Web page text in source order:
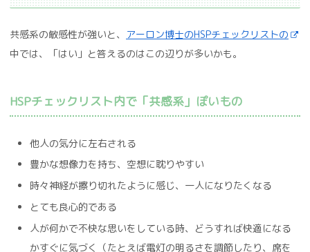
共感系の敏感性が強いと、
アーロン博士のHSPチェックリストの
中では、「はい」と答えるのはこの辺りが多いかも。
HSPチェックリスト内で「共感系」ぽいもの
他人の気分に左右される
豊かな想像力を持ち、空想に耽りやすい
時々神経が擦り切れたように感じ、一人になりたくなる
とても良心的である
人が何かで不快な思いをしている時、どうすれば快適になる
かすぐに気づく（たとえば電灯の明るさを調節したり、席を